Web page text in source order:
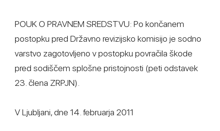
POUK O PRAVNEM SREDSTVU: Po končanem
postopku pred Državno revizijsko komisijo je sodno
varstvo zagotovljeno v postopku povračila škode
pred sodiščem splošne pristojnosti (peti odstavek
23. člena ZRPJN).
V Ljubljani, dne 14. februarja 2011